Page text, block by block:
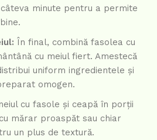
minute pentru a permite
În final, combină fasolea cu
cu meiul fiert. Amestecă
uniform ingredientele și
omogen.
cu fasole și ceapă în porții
mărar proaspăt sau chiar
un plus de textură.